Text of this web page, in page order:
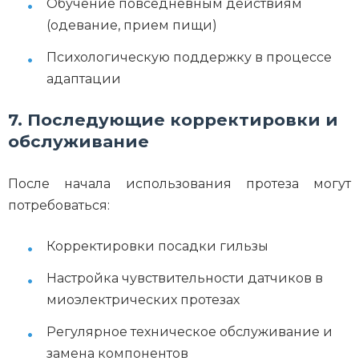
Обучение повседневным действиям
(одевание, прием пищи)
Психологическую поддержку в процессе
адаптации
7. Последующие корректировки и
обслуживание
После начала использования протеза могут
потребоваться:
Корректировки посадки гильзы
Настройка чувствительности датчиков в
миоэлектрических протезах
Регулярное техническое обслуживание и
замена компонентов